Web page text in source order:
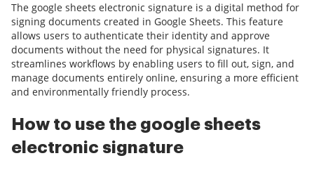
The google sheets electronic signature is a digital method for
signing documents created in Google Sheets. This feature
allows users to authenticate their identity and approve
documents without the need for physical signatures. It
streamlines workflows by enabling users to fill out, sign, and
manage documents entirely online, ensuring a more efficient
and environmentally friendly process.
How to use the google sheets
electronic signature